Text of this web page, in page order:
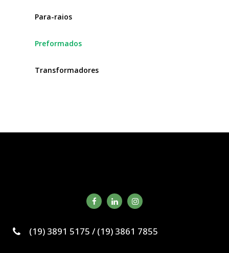
Para-raios
Preformados
Transformadores
(19) 3891 5175 / (19) 3861 7855